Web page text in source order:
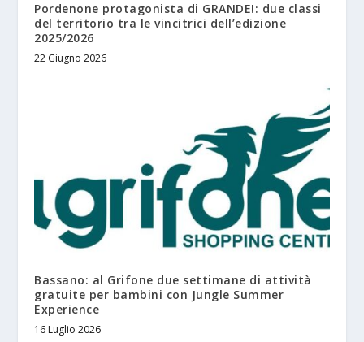
Pordenone protagonista di GRANDE!: due classi
del territorio tra le vincitrici dell’edizione
2025/2026
22 Giugno 2026
Bassano: al Grifone due settimane di attività
gratuite per bambini con Jungle Summer
Experience
16 Luglio 2026